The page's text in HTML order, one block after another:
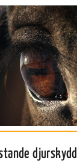
djurskydd